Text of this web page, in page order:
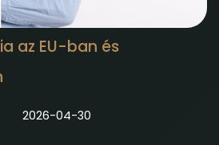
az EU-ban és
2026-04-30